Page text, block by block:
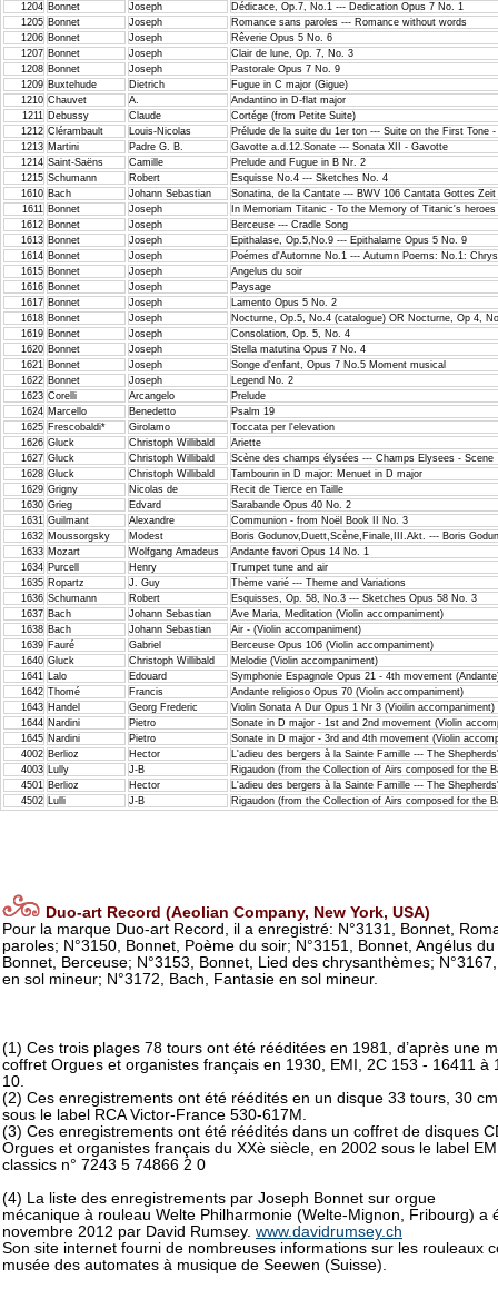
1204 Bonnet Joseph
Dédicace, Op.7, No.1 --- Dedication Opus 7 No. 1
1205 Bonnet Joseph
Romance sans paroles --- Romance without words
1206 Bonnet Joseph
Rêverie Opus 5 No. 6
1207 Bonnet Joseph
Clair de lune, Op. 7, No. 3
1208 Bonnet Joseph
Pastorale Opus 7 No. 9
1209 Buxtehude Dietrich
Fugue in C major (Gigue)
1210 Chauvet A.
Andantino in D-flat major
1211 Debussy Claude
Cortége (from Petite Suite)
1212 Clérambault Louis-Nicolas
Prélude de la suite du 1er ton --- Suite on the First Tone
1213 Martini Padre G. B.
Gavotte a.d.12.Sonate --- Sonata XII - Gavotte
1214 Saint-Saëns Camille
Prelude and Fugue in B Nr. 2
1215 Schumann Robert
Esquisse No.4 --- Sketches No. 4
1610 Bach Johann Sebastian
Sonatina, de la Cantate --- BWV 106 Cantata Gottes
1611 Bonnet Joseph
In Memoriam Titanic - To the Memory of Titanic's heroes
1612 Bonnet Joseph
Berceuse --- Cradle Song
1613 Bonnet Joseph
Epithalase, Op.5,No.9 --- Epithalame Opus 5 No. 9
1614 Bonnet Joseph
Poémes d'Automne No.1 --- Autumn Poems: No.1:
1615 Bonnet Joseph
Angelus du soir
1616 Bonnet Joseph
Paysage
1617 Bonnet Joseph
Lamento Opus 5 No. 2
1618 Bonnet Joseph
Nocturne, Op.5, No.4 (catalogue) OR Nocturne, Op 4,
1619 Bonnet Joseph
Consolation, Op. 5, No. 4
1620 Bonnet Joseph
Stella matutina Opus 7 No. 4
1621 Bonnet Joseph
Songe d'enfant, Opus 7 No.5 Moment musical
1622 Bonnet Joseph
Legend No. 2
1623 Corelli Arcangelo
Prelude
1624 Marcello Benedetto
Psalm 19
1625 Frescobaldi* Girolamo
Toccata per l'elevation
1626 Gluck Christoph Willibald
Ariette
1627 Gluck Christoph Willibald
Scène des champs élysées --- Champs Elysees - Scene
1628 Gluck Christoph Willibald
Tambourin in D major: Menuet in D major
1629 Grigny Nicolas de
Recit de Tierce en Taille
1630 Grieg Edvard
Sarabande Opus 40 No. 2
1631 Guilmant Alexandre
Communion - from Noël Book II No. 3
1632 Moussorgsky Modest
Boris Godunov,Duett,Scène,Finale,III.Akt. --- Boris
1633 Mozart Wolfgang Amadeus
Andante favori Opus 14 No. 1
1634 Purcell Henry
Trumpet tune and air
1635 Ropartz J. Guy
Thème varié --- Theme and Variations
1636 Schumann Robert
Esquisses, Op. 58, No.3 --- Sketches Opus 58 No. 3
1637 Bach Johann Sebastian
Ave Maria, Meditation (Violin accompaniment)
1638 Bach Johann Sebastian
Air - (Violin accompaniment)
1639 Fauré Gabriel
Berceuse Opus 106 (Violin accompaniment)
1640 Gluck Christoph Willibald
Melodie (Violin accompaniment)
1641 Lalo Edouard
Symphonie Espagnole Opus 21 - 4th movement
1642 Thomé Francis
Andante religioso Opus 70 (Violin accompaniment)
1643 Handel Georg Frederic
Violin Sonata A Dur Opus 1 Nr 3 (Vioilin accompaniment)
1644 Nardini Pietro
Sonate in D major - 1st and 2nd movement (Violin
1645 Nardini Pietro
Sonate in D major - 3rd and 4th movement (Violin
4002 Berlioz Hector
L'adieu des bergers à la Sainte Famille --- The
4003 Lully J-B
Rigaudon (from the Collection of Airs composed for the
4501 Berlioz Hector
L'adieu des bergers à la Sainte Famille --- The
4502 Lulli J-B Rigaudon (from the Collection of Airs composed for the
Duo-art Record (Aeolian Company, New York, USA)
Pour la marque Duo-art Record, il a enregistré: N°3131, Bonnet,
paroles; N°3150, Bonnet, Poème du soir; N°3151, Bonnet, Angélus
Bonnet, Berceuse; N°3153, Bonnet, Lied des chrysanthèmes;
en sol mineur; N°3172, Bach, Fantasie en sol mineur.
(1) Ces trois plages 78 tours ont été rééditées en 1981, d’après une
coffret Orgues et organistes français en 1930, EMI, 2C 153 - 16411 à
10.
(2) Ces enregistrements ont été réédités en un disque 33 tours, 30
sous le label RCA Victor-France 530-617M.
(3) Ces enregistrements ont été réédités dans un coffret de disques
Orgues et organistes français du XXè siècle, en 2002 sous le label
classics n° 7243 5 74866 2 0
(4) La liste des enregistrements par Joseph Bonnet sur orgue
mécanique à rouleau Welte Philharmonie (Welte-Mignon, Fribourg) a
novembre 2012 par David Rumsey. www.davidrumsey.ch
Son site internet fourni de nombreuses informations sur les rouleaux
musée des automates à musique de Seewen (Suisse).